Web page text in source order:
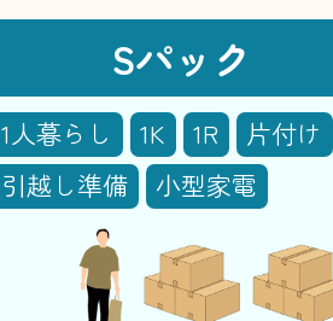
Sパック
1人暮らし 1K 1R
片付け
引越し準備
小型家電